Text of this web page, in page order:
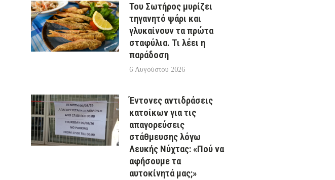
Του Σωτήρος μυρίζει
τηγανητό ψάρι και
γλυκαίνουν τα πρώτα
σταφύλια. Τι λέει η
παράδοση
6 Αυγούστου 2026
Έντονες αντιδράσεις
κατοίκων για τις
απαγορεύσεις
στάθμευσης λόγω
Λευκής Νύχτας: «Πού να
αφήσουμε τα
αυτοκίνητά μας;»